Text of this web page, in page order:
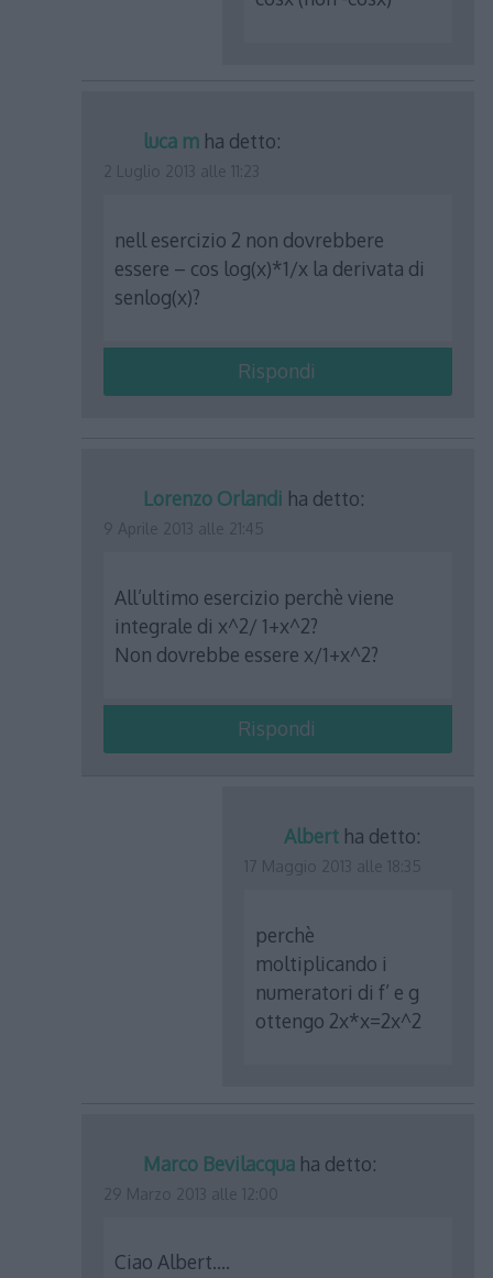
luca m ha detto:
nell esercizio 2 non dovrebbere
essere – cos log(x)*1/x la derivata di
senlog(x)?
Rispondi
Lorenzo Orlandi ha detto:
All’ultimo esercizio perchè viene
integrale di x^2/ 1+x^2?
Non dovrebbe essere x/1+x^2?
Rispondi
Albert ha detto:
perchè
moltiplicando i
numeratori di f’ e g
ottengo 2x*x=2x^2
Marco Bevilacqua ha detto:
Ciao Albert….